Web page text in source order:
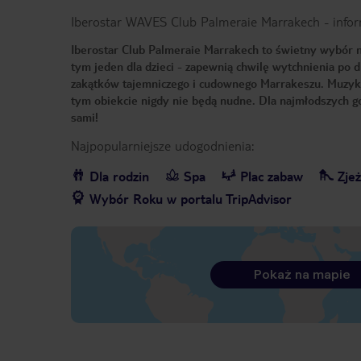
Iberostar WAVES Club Palmeraie Marrakech -
Iberostar Club Palmeraie Marrakech to świetny wybór
tym jeden dla dzieci - zapewnią chwilę wytchnienia po
zakątków tajemniczego i cudownego Marrakeszu.
tym obiekcie nigdy nie będą nudne. Dla najmłodszych
sami!
Najpopularniejsze udogodnienia:
Dla rodzin
Spa Plac zabaw
Wybór Roku w portalu TripAdvisor
Pokaż na mapie